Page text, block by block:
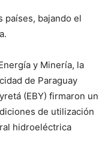
países, bajando el
y Minería, la
de Paraguay
(EBY) firmaron un
de utilización
hidroeléctrica